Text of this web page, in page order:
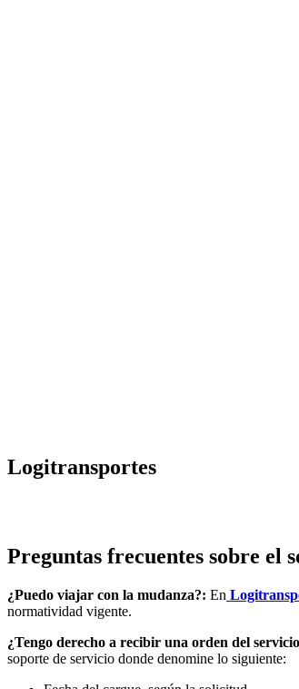
Logitransportes
Preguntas frecuentes sobre el
¿Puedo viajar con la mudanza?: En
normatividad vigente.
¿Tengo derecho a recibir una orden del
soporte de servicio donde denomine lo siguiente: